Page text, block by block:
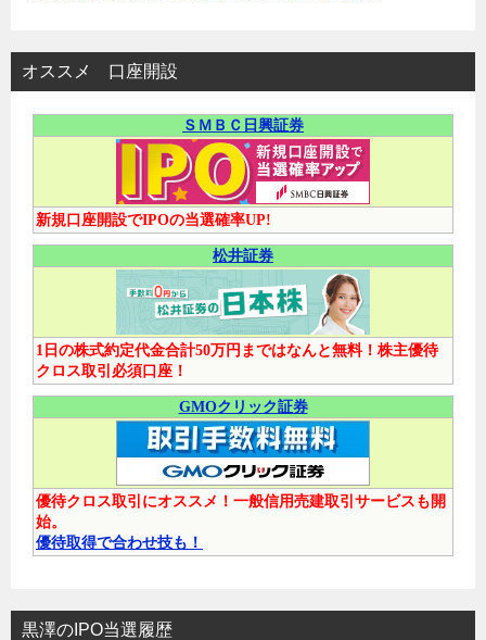
オススメ 口座開設
ＳＭＢＣ日興証券
新規口座開設でIPOの当選確率UP!
松井証券
1日の株式約定代金合計50万円まではなんと無料！株主優待
クロス取引必須口座！
GMOクリック証券
優待クロス取引にオススメ！一般信用売建取引サービスも開
始。
優待取得で合わせ技も！
黒澤のIPO当選履歴